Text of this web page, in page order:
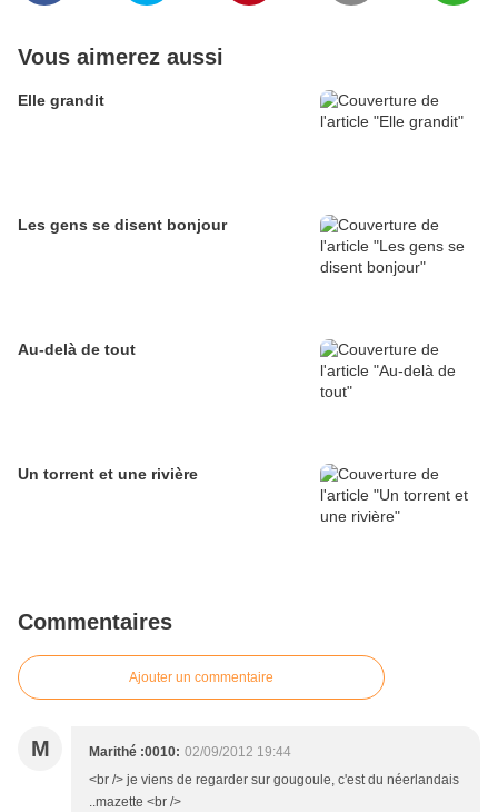
Vous aimerez aussi
Elle grandit
Les gens se disent bonjour
Au-delà de tout
Un torrent et une rivière
Commentaires
Ajouter un commentaire
M Marithé :0010: 02/09/2012 19:44
<br /> je viens de regarder sur gougoule, c'est du néerlandais
..mazette <br />